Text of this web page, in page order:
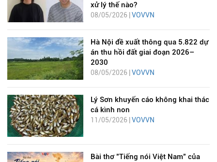
xử lý thế nào?
08/05/2026 | VOVVN
Hà Nội đề xuất thông qua 5.822 dự
án thu hồi đất giai đoạn 2026–
2030
08/05/2026 | VOVVN
Lý Sơn khuyến cáo không khai thác
cá kình non
11/05/2026 | VOVVN
Bài thơ "Tiếng nói Việt Nam" của